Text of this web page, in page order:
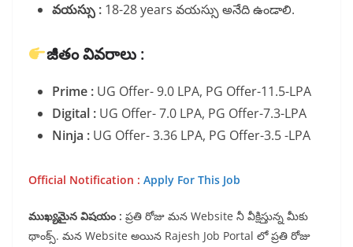
వయస్సు : 18-28 years వయస్సు అనేది ఉండాలి.
జీతం వివరాలు :
Prime : UG Offer- 9.0 LPA, PG Offer-11.5-LPA
Digital : UG Offer- 7.0 LPA, PG Offer-7.3-LPA
Ninja : UG Offer- 3.36 LPA, PG Offer-3.5 -LPA
Official Notification : Apply For This Job
ముఖ్యమైన విషయం : ప్రతి రోజు మన Website నీ వీక్షిస్తున్న మీకు
థాంక్స్. మన Website అయిన Rajesh Job Portal లో ప్రతి రోజు